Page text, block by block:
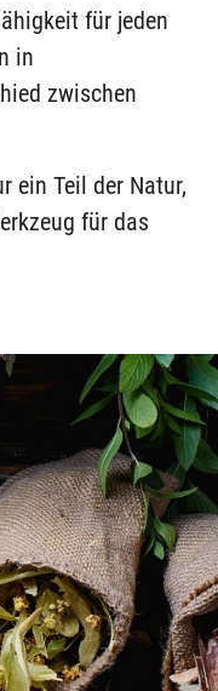
für jeden
in
zwischen
ein Teil der Natur,
für das